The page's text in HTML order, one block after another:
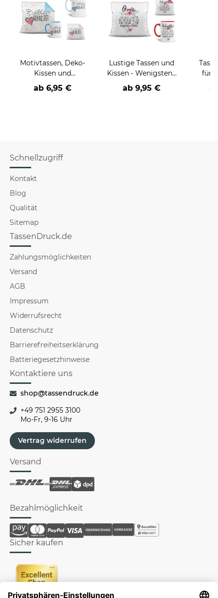
Motivtassen, Deko-
Kissen und
Geschenke-Sets für
die Familie
ab 6,95 €
Lustige Tassen und
Kissen - Wenigstens
hast du keine
hässlichen
ab 9,95 €
für
Schnellzugriff
Kontakt
Blog
Qualität
Sitemap
TassenDruck.de
Zahlungsmöglichkeiten
Versand
AGB
Impressum
Widerrufsrecht
Datenschutz
Barrierefreiheitserklärung
Batteriegesetzhinweise
Kontaktiere uns
shop@tassendruck.de
+49 751 2955 3100
Mo-Fr, 9-16 Uhr
Vertrag widerrufen
Versand
Bezahlmöglichkeit
Sicher kaufen